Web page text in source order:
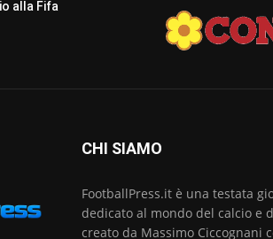
alla Fifa
CHI SIAMO
FootballPress.it è una testata
dedicato al mondo del calcio e
creato da Massimo Ciccognani